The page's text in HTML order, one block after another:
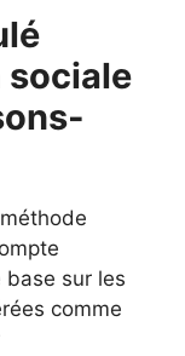
sociale
base sur les
comme